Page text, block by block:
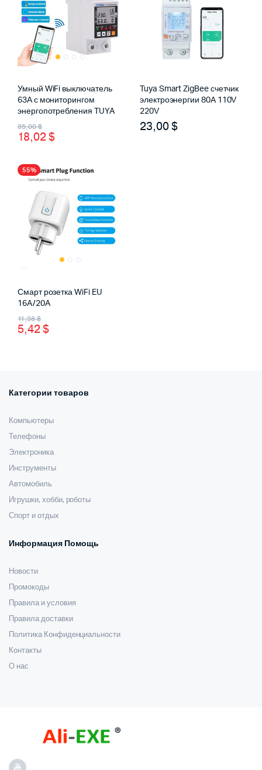
Умный WiFi выключатель
63А с мониторингом
энергопотребления TUYA
35,00$
Первоначальная
цена
35,00 $.
18,02$
Текущая
цена:
Tuya Smart ZigBee счетчик
электроэнергии 80A 110V
220V
23,00$
55%
Смарт розетка WiFi EU
16A/20A
11,98$
Первоначальная
цена
5,42$
Текущая
цена:
Категории товаров
Компьютеры
Телефоны
Электроника
Инструменты
Автомобиль
Игрушки, хобби, роботы
Спорт и отдых
Информация Помощь
Новости
Промокоды
Правила и условия
Правила доставки
Политика Конфиденциальности
Контакты
О нас